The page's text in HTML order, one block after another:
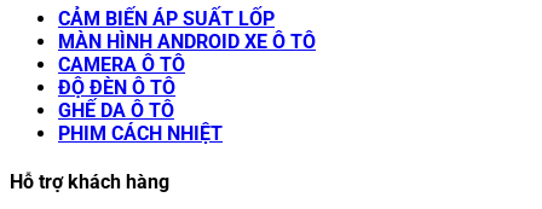
CẢM BIẾN ÁP SUẤT LỐP
MÀN HÌNH ANDROID XE Ô TÔ
CAMERA Ô TÔ
ĐỘ ĐÈN Ô TÔ
GHẾ DA Ô TÔ
PHIM CÁCH NHIỆT
Hỗ trợ khách hàng